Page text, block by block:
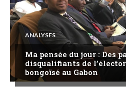
ANALYSES
Ma pensée du jour : Des
disqualifiants de
bongoïsé au Gabon